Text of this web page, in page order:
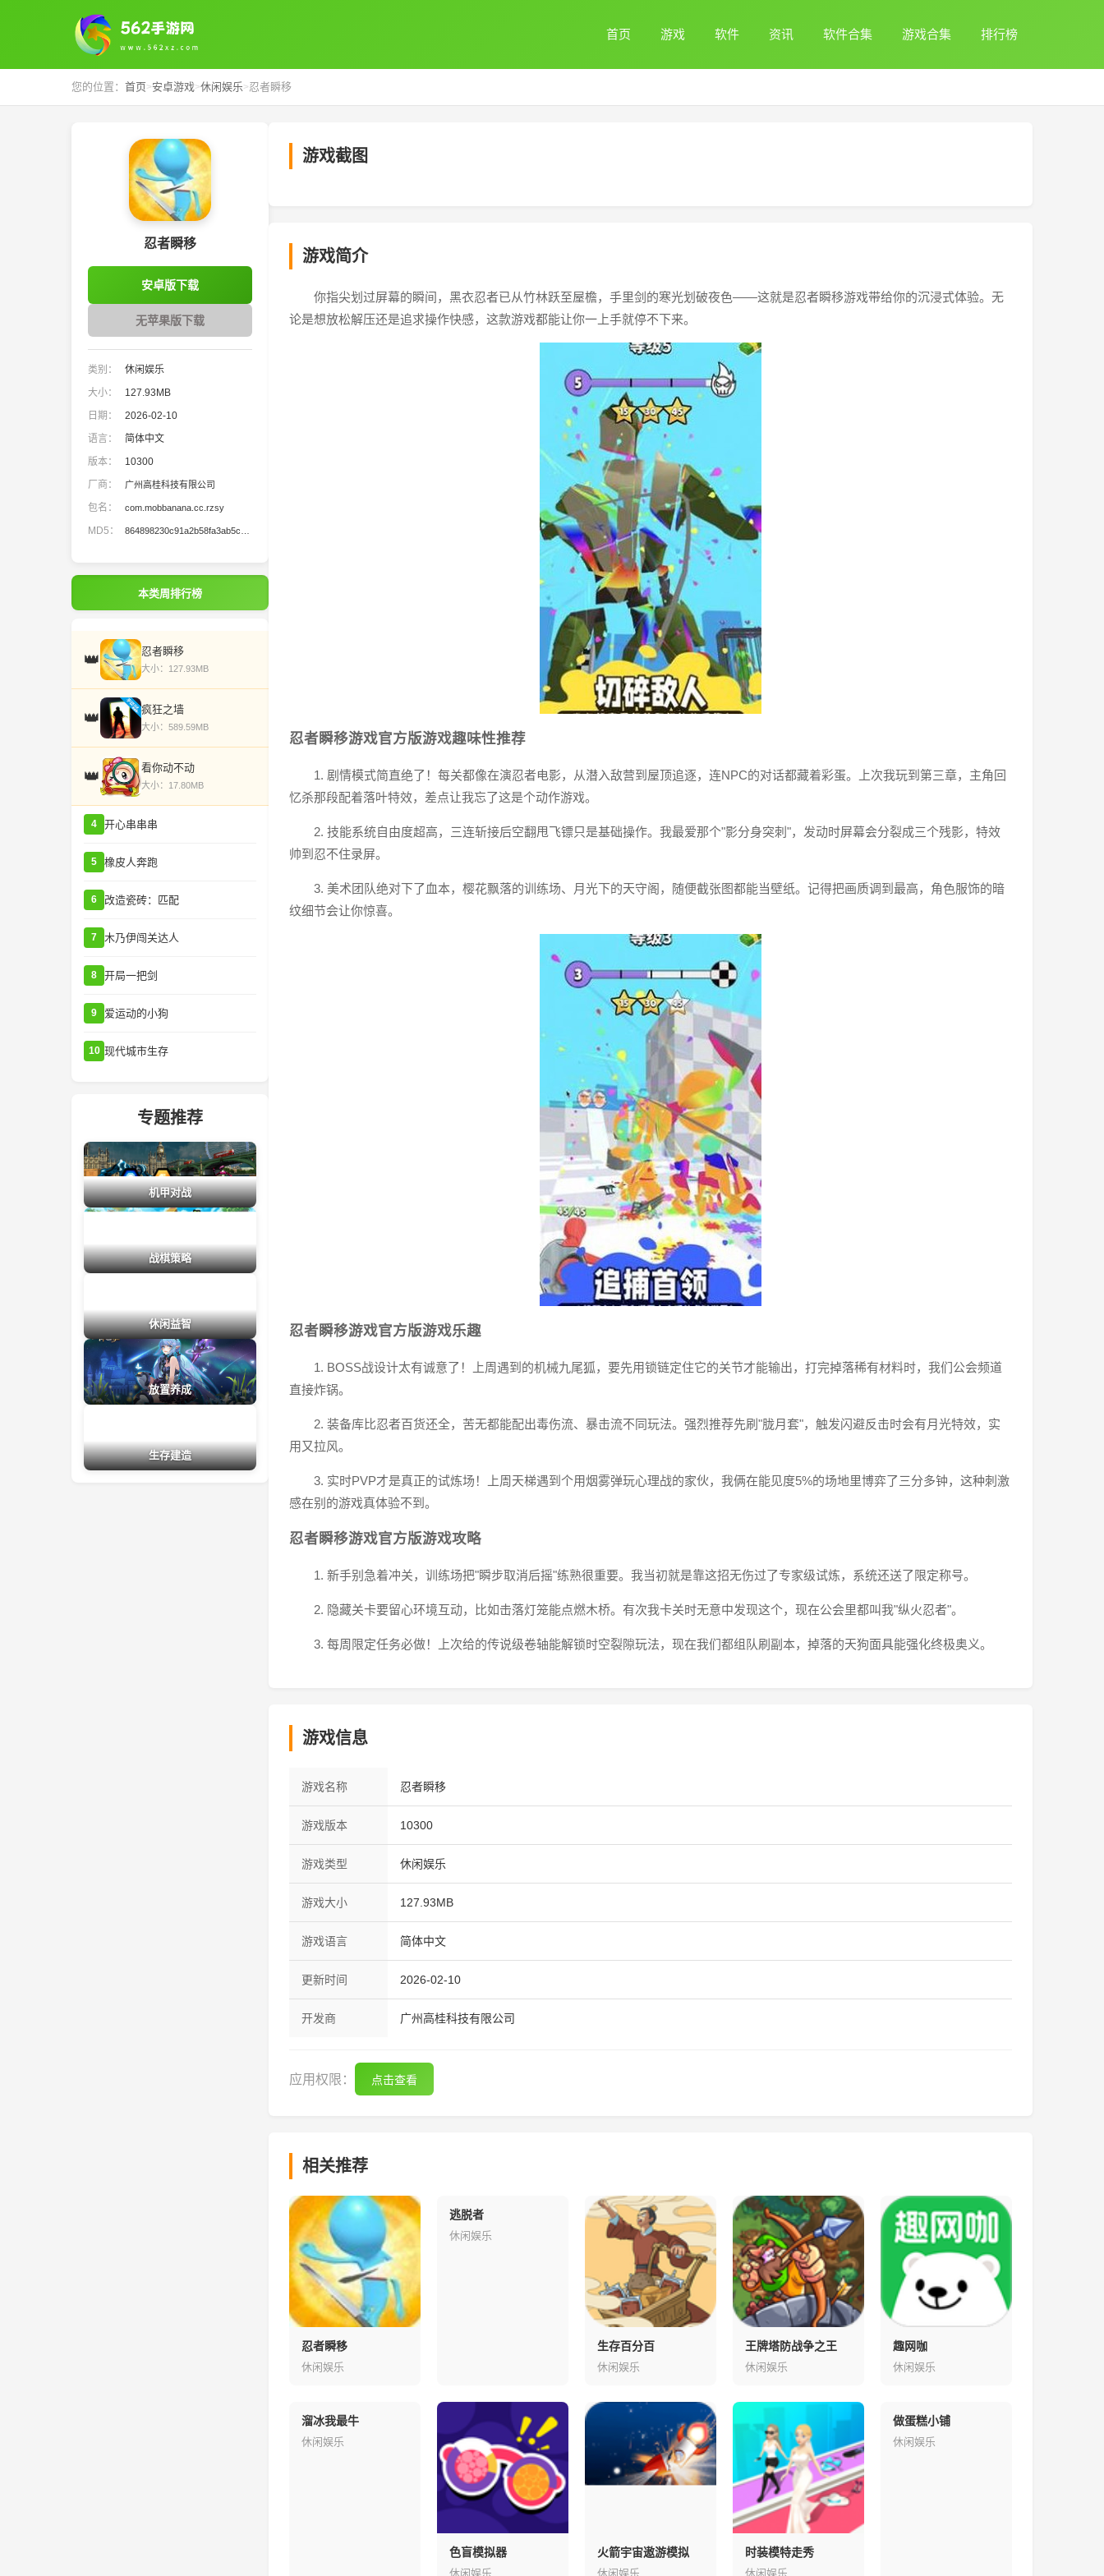
首页 游戏 软件 资讯 软件合集 游戏合集 排行榜
您的位置： 首页>安卓游戏>休闲娱乐>忍者瞬移
忍者瞬移
安卓版下载
无苹果版下载
类别：
休闲娱乐
大小：
127.93MB
日期：
2026-02-10
语言：
简体中文
版本：
10300
厂商：
广州高桂科技有限公司
包名： com.mobbanana.cc.rzsy
MD5：
本类周排行榜
👑 忍者瞬移
大小：127.93MB
👑 疯狂之墙
大小：589.59MB
👑 看你动不动
大小：17.80MB
4 开心串串串
5 橡皮人奔跑
6 改造瓷砖：匹配
7 木乃伊闯关达人
8 开局一把剑
9 爱运动的小狗
10 现代城市生存
专题推荐
机甲对战
战棋策略
休闲益智
放置养成
生存建造
游戏截图
游戏简介
你指尖划过屏幕的瞬间，黑衣忍者已从竹林跃至屋檐，手里剑的寒光划破夜色——这就是忍者瞬移游戏带给你的沉浸式体验。无
论是想放松解压还是追求操作快感，这款游戏都能让你一上手就停不下来。
忍者瞬移游戏官方版游戏趣味性推荐
1. 剧情模式简直绝了！每关都像在演忍者电影，从潜入敌营到屋顶追逐，连NPC的对话都藏着彩蛋。上次我玩到第三章，主角回
忆杀那段配着落叶特效，差点让我忘了这是个动作游戏。
2. 技能系统自由度超高，三连斩接后空翻甩飞镖只是基础操作。我最爱那个"影分身突刺"，发动时屏幕会分裂成三个残影，特效
帅到忍不住录屏。
3. 美术团队绝对下了血本，樱花飘落的训练场、月光下的天守阁，随便截张图都能当壁纸。记得把画质调到最高，角色服饰的暗
纹细节会让你惊喜。
忍者瞬移游戏官方版游戏乐趣
1. BOSS战设计太有诚意了！上周遇到的机械九尾狐，要先用锁链定住它的关节才能输出，打完掉落稀有材料时，我们公会频道
直接炸锅。
2. 装备库比忍者百货还全，苦无都能配出毒伤流、暴击流不同玩法。强烈推荐先刷"胧月套"，触发闪避反击时会有月光特效，实
用又拉风。
3. 实时PVP才是真正的试炼场！上周天梯遇到个用烟雾弹玩心理战的家伙，我俩在能见度5%的场地里博弈了三分多钟，这种刺激
感在别的游戏真体验不到。
忍者瞬移游戏官方版游戏攻略
1. 新手别急着冲关，训练场把"瞬步取消后摇"练熟很重要。我当初就是靠这招无伤过了专家级试炼，系统还送了限定称号。
2. 隐藏关卡要留心环境互动，比如击落灯笼能点燃木桥。有次我卡关时无意中发现这个，现在公会里都叫我"纵火忍者"。
3. 每周限定任务必做！上次给的传说级卷轴能解锁时空裂隙玩法，现在我们都组队刷副本，掉落的天狗面具能强化终极奥义。
游戏信息
游戏名称 忍者瞬移
游戏版本 10300
游戏类型 休闲娱乐
游戏大小 127.93MB
游戏语言 简体中文
更新时间 2026-02-10
开发商 广州高桂科技有限公司
应用权限： 点击查看
相关推荐
忍者瞬移
休闲娱乐
逃脱者
休闲娱乐
生存百分百
休闲娱乐
王牌塔防战争之王
休闲娱乐
趣网咖
休闲娱乐
溜冰我最牛
休闲娱乐
色盲模拟器
休闲娱乐
火箭宇宙遨游模拟
休闲娱乐
时装模特走秀
休闲娱乐
做蛋糕小铺
休闲娱乐